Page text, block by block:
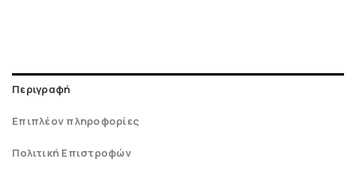
Περιγραφή
Επιπλέον πληροφορίες
Πολιτική Επιστροφών